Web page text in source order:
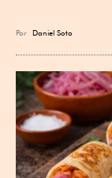
Por Daniel Soto